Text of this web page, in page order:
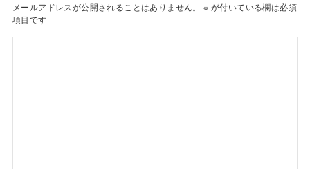
メールアドレスが公開されることはありません。 ※ が付いている欄は必須
項目です